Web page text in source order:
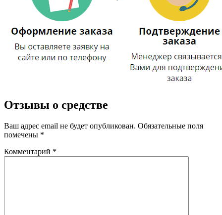
Отзывы о средстве
Ваш адрес email не будет опубликован. Обязательные поля
помечены *
Комментарий *